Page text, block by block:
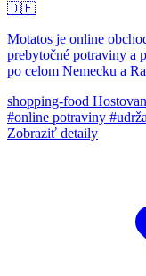
🇩🇪
Motatos je online
prebytočné potraviny a
po celom Nemecku a
shopping-food
#online potraviny
Zobraziť detaily